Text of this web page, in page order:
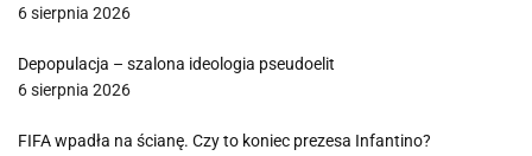
6 sierpnia 2026
Depopulacja – szalona ideologia pseudoelit
6 sierpnia 2026
FIFA wpadła na ścianę. Czy to koniec prezesa Infantino?